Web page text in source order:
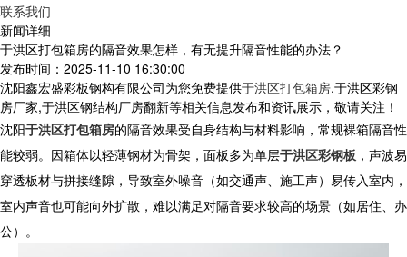
联系我们
新闻详细
于洪区打包箱房的隔音效果怎样，有无提升隔音性能的办法？
发布时间：2025-11-10 16:30:00
沈阳鑫宏盛彩板钢构有限公司为您免费提供于洪区打包箱房,于洪区彩钢
房厂家,于洪区钢结构厂房翻新等相关信息发布和资讯展示，敬请关注！
沈阳于洪区打包箱房的隔音效果受自身结构与材料影响，常规裸箱隔音性
能较弱。因箱体以轻薄钢材为骨架，面板多为单层于洪区彩钢板 ，声波易
穿透板材与拼接缝隙，导致室外噪音（如交通声、施工声）易传入室内，
室内声音也可能向外扩散，难以满足对隔音要求较高的场景（如居住、办
公）。